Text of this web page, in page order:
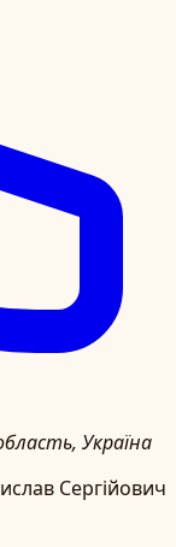
Україна
Сергійович